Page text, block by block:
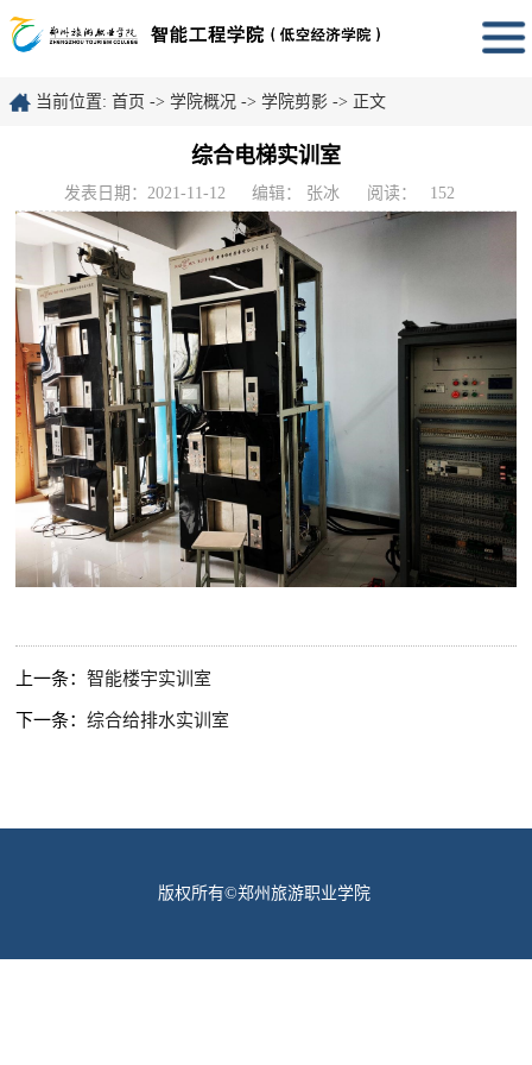
当前位置: 首页 -> 学院概况 -> 学院剪影 -> 正文
综合电梯实训室
发表日期：2021-11-12 编辑： 张冰 阅读： 152
上一条：智能楼宇实训室
下一条：综合给排水实训室
版权所有©郑州旅游职业学院